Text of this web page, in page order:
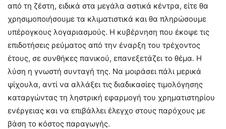
από τη ζέστη, ειδικά στα μεγάλα αστικά κέντρα, είτε θα
χρησιμοποιήσουμε τα κλιματιστικά και θα πληρώσουμε
υπέρογκους λογαριασμούς. Η κυβέρνηση που έκοψε τις
επιδοτήσεις ρεύματος από την έναρξη του τρέχοντος
έτους, σε συνθήκες πανικού, επανεξετάζει το θέμα. Η
λύση η γνωστή συνταγή της. Να μοιράσει πάλι μερικά
ψίχουλα, αντί να αλλάξει τις διαδικασίες τιμολόγησης
καταργώντας τη ληστρική εφαρμογή του χρηματιστηρίου
ενέργειας και να επιβάλλει έλεγχο στους παρόχους με
βάση το κόστος παραγωγής.